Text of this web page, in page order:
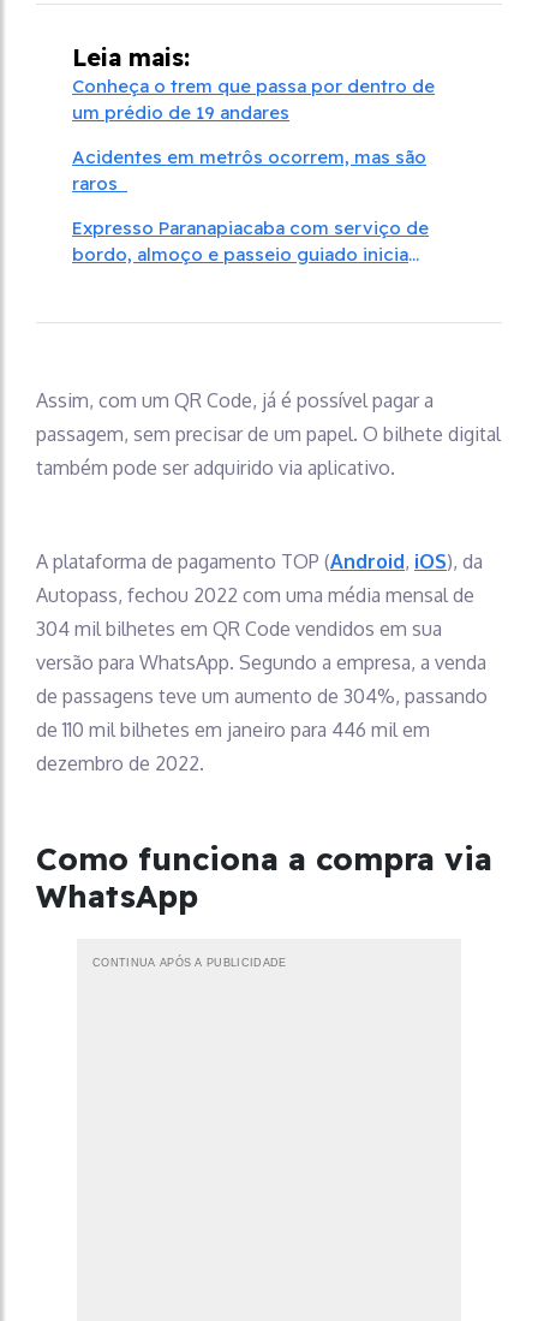
Leia mais:
Conheça o trem que passa por dentro de
um prédio de 19 andares
Acidentes em metrôs ocorrem, mas são
Expresso Paranapiacaba com serviço de
bordo, almoço e passeio guiado inicia
Assim, com um QR Code, já é possível pagar a
passagem, sem precisar de um papel. O bilhete digital
também pode ser adquirido via aplicativo.
A plataforma de pagamento TOP (Android, iOS), da
Autopass, fechou 2022 com uma média mensal de
304 mil bilhetes em QR Code vendidos em sua
versão para WhatsApp. Segundo a empresa, a venda
de passagens teve um aumento de 304%, passando
de 110 mil bilhetes em janeiro para 446 mil em
dezembro de 2022.
Como funciona a compra via
WhatsApp
CONTINUA APÓS A PUBLICIDADE